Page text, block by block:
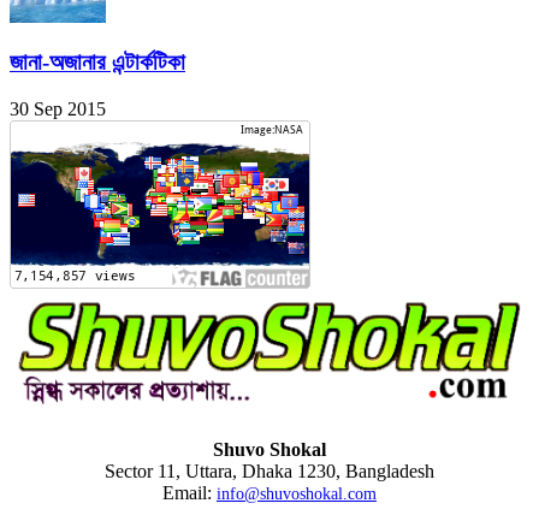
জানা-অজানার এন্টার্কটিকা
30 Sep 2015
Shuvo Shokal
Sector 11, Uttara, Dhaka 1230, Bangladesh
Email: info@shuvoshokal.com